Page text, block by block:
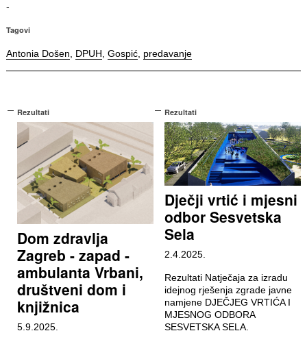
‐
Tagovi
Antonia Došen DPUH Gospić, predavanje
Rezultati
Dom zdravlja
Zagreb - zapad -
ambulanta Vrbani,
društveni dom i
knjižnica
5.9.2025.
Rezultati
Dječji vrtić i mjesni
odbor Sesvetska
Sela
2.4.2025.
Rezultati Natječaja za izradu
idejnog rješenja zgrade javne
namjene DJEČJEG VRTIĆA I
MJESNOG ODBORA
SESVETSKA SELA.